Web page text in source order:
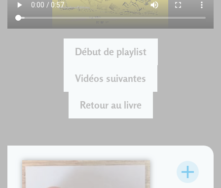
Début de playlist
Vidéos suivantes
Retour au livre